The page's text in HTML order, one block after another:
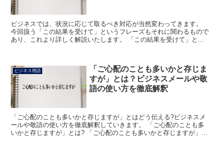
ビジネスでは、状況に応じて取るべき対応が当然変わってきます。
今回扱う「この結果を受けて」というフレーズもそれに関わるもので
あり、これより詳しく解説いたします。 「この結果を受けて」とは?
ビジネス用語
「ご心配のことも多いかと存じま
すが」とは？ビジネスメールや敬
語の使い方を徹底解釈
「ご心配のことも多いかと存じますが」とはどう伝える?ビジネスメ
ールや敬語の使い方を徹底解釈していきます。 「ご心配のことも多
いかと存じますが」とは? 「ご心配のことも多いかと存じますが」と